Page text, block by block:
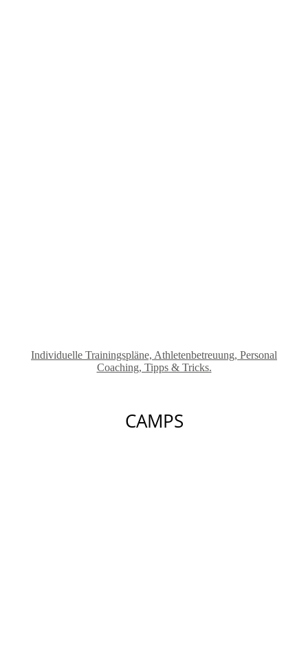
Individuelle Trainingspläne, Athletenbetreuung, Personal
Coaching, Tipps & Tricks.
CAMPS